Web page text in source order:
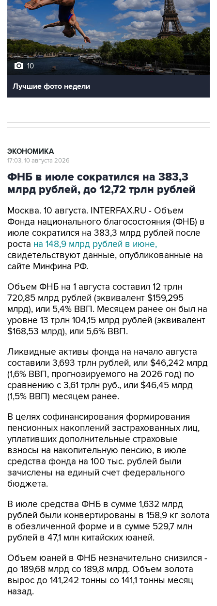
10
Лучшие фото недели
ЭКОНОМИКА
17:03, 10 августа 2026
ФНБ в июле сократился на 383,3
млрд рублей, до 12,72 трлн рублей
Москва. 10 августа. INTERFAX.RU - Объем
Фонда национального благосостояния (ФНБ) в
июле сократился на 383,3 млрд рублей после
роста на 148,9 млрд рублей в июне,
свидетельствуют данные, опубликованные на
сайте Минфина РФ.
Объем ФНБ на 1 августа составил 12 трлн
720,85 млрд рублей (эквивалент $159,295
млрд), или 5,4% ВВП. Месяцем ранее он был на
уровне 13 трлн 104,15 млрд рублей (эквивалент
$168,53 млрд), или 5,6% ВВП.
Ликвидные активы фонда на начало августа
составили 3,693 трлн рублей, или $46,242 млрд
(1,6% ВВП, прогнозируемого на 2026 год) по
сравнению с 3,61 трлн руб., или $46,45 млрд
(1,5% ВВП) месяцем ранее.
В целях софинансирования формирования
пенсионных накоплений застрахованных лиц,
уплативших дополнительные страховые
взносы на накопительную пенсию, в июле
средства фонда на 100 тыс. рублей были
зачислены на единый счет федерального
бюджета.
В июле средства ФНБ в сумме 1,632 млрд
рублей были конвертированы в 158,9 кг золота
в обезличенной форме и в сумме 529,7 млн
рублей в 47,1 млн китайских юаней.
Объем юаней в ФНБ незначительно снизился -
до 189,68 млрд со 189,8 млрд. Объем золота
вырос до 141,242 тонны со 141,1 тонны месяц
назад.